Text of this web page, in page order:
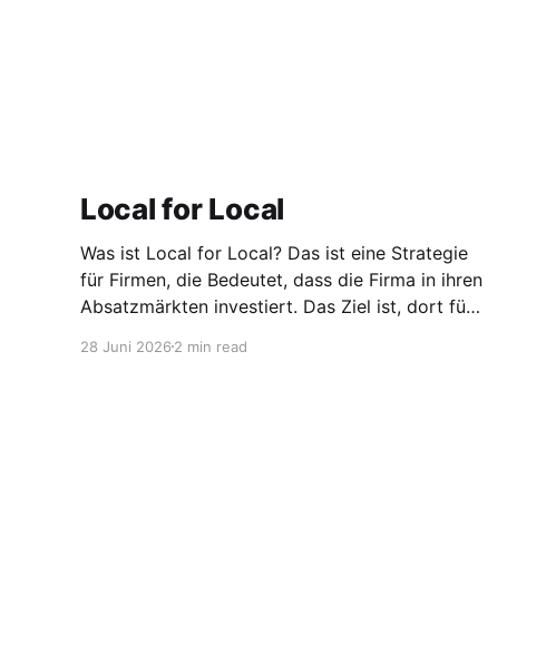
Local for Local
Was ist Local for Local? Das ist eine Strategie
für Firmen, die Bedeutet, dass die Firma in ihren
Absatzmärkten investiert. Das Ziel ist, dort für
entwickeln. Diese Strategie ist von Toyota
28 Juni 2026 2 min read